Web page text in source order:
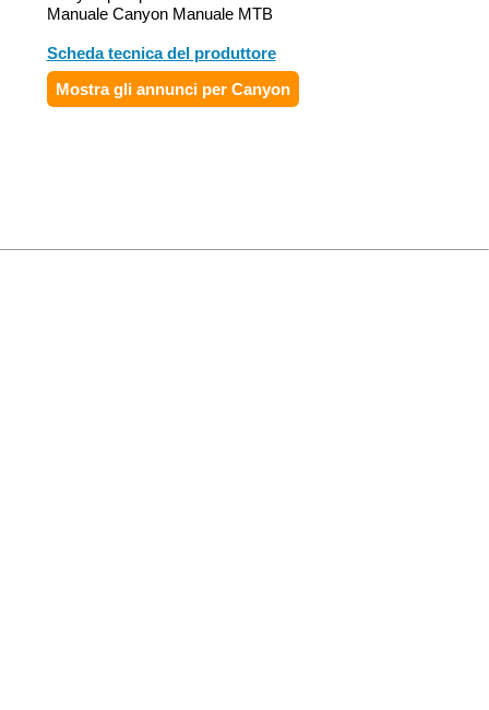
Manuale Canyon Manuale MTB
Scheda tecnica del produttore
Mostra gli annunci per Canyon